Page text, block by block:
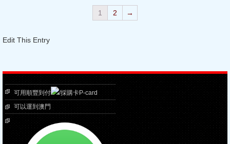
1 2 →
Edit This Entry
可用順豐到付
/採購卡P-card
可以運到澳門